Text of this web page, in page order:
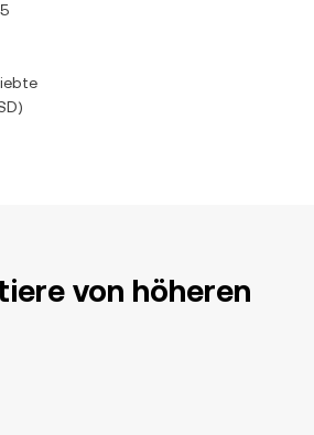
)
von höheren